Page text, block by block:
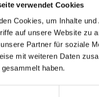
verwendet Cookies
Cookies, um Inhalte
auf unsere Website zu
Partner für soziale
mit weiteren Daten
haben.
be pleased to